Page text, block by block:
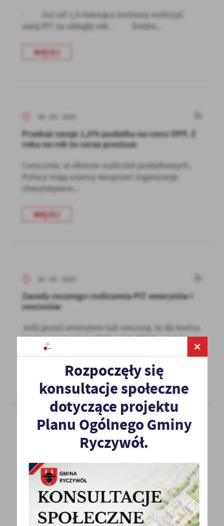
· Już od 1,5 miesiąca możemy rozliczyć
swój PIT za ubiegły rok. · Średni...
WIĘCEJ
06 - 03 - 2025
Przekaż swoje 1,5% podatku na rzecz OPP. Z
roku na rok to coraz prostsze
Corocznie, w okresie rozliczeń podatkowych,
Polacy mają szansę wesprzeć organizacje
charytatywne...
WIĘCEJ
06 - 03 - 2025
Zasady rocznego rozliczenia PIT emerytów i
rencistów
Jeśli jesteś emerytem lub rencistą, to do końca
lutego otrzymasz z ZUS-u lub KRUS-u roczne
obliczenie...
dostępna na smartfonach
· Resort finansów udostępnił aplikację
mobilną e-Urząd Skarbowy (e-US). Dzięki
temu...
Rozpoczęły się
konsultacje społeczne
dotyczące projektu
Planu Ogólnego Gminy
Ryczywół.